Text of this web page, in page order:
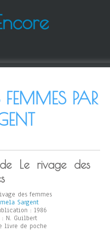
FEMMES PAR
Le rivage des
des femmes
Sargent
: 1986
N. Guilbert
livre de poche